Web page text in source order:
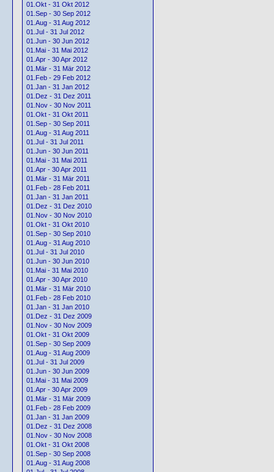
01.Okt - 31 Okt 2012
01.Sep - 30 Sep 2012
01.Aug - 31 Aug 2012
01.Jul - 31 Jul 2012
01.Jun - 30 Jun 2012
01.Mai - 31 Mai 2012
01.Apr - 30 Apr 2012
01.Mär - 31 Mär 2012
01.Feb - 29 Feb 2012
01.Jan - 31 Jan 2012
01.Dez - 31 Dez 2011
01.Nov - 30 Nov 2011
01.Okt - 31 Okt 2011
01.Sep - 30 Sep 2011
01.Aug - 31 Aug 2011
01.Jul - 31 Jul 2011
01.Jun - 30 Jun 2011
01.Mai - 31 Mai 2011
01.Apr - 30 Apr 2011
01.Mär - 31 Mär 2011
01.Feb - 28 Feb 2011
01.Jan - 31 Jan 2011
01.Dez - 31 Dez 2010
01.Nov - 30 Nov 2010
01.Okt - 31 Okt 2010
01.Sep - 30 Sep 2010
01.Aug - 31 Aug 2010
01.Jul - 31 Jul 2010
01.Jun - 30 Jun 2010
01.Mai - 31 Mai 2010
01.Apr - 30 Apr 2010
01.Mär - 31 Mär 2010
01.Feb - 28 Feb 2010
01.Jan - 31 Jan 2010
01.Dez - 31 Dez 2009
01.Nov - 30 Nov 2009
01.Okt - 31 Okt 2009
01.Sep - 30 Sep 2009
01.Aug - 31 Aug 2009
01.Jul - 31 Jul 2009
01.Jun - 30 Jun 2009
01.Mai - 31 Mai 2009
01.Apr - 30 Apr 2009
01.Mär - 31 Mär 2009
01.Feb - 28 Feb 2009
01.Jan - 31 Jan 2009
01.Dez - 31 Dez 2008
01.Nov - 30 Nov 2008
01.Okt - 31 Okt 2008
01.Sep - 30 Sep 2008
01.Aug - 31 Aug 2008